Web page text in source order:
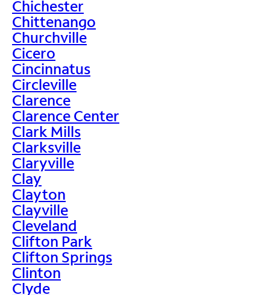
Chichester
Chittenango
Churchville
Cicero
Cincinnatus
Circleville
Clarence
Clarence Center
Clark Mills
Clarksville
Claryville
Clay
Clayton
Clayville
Cleveland
Clifton Park
Clifton Springs
Clinton
Clyde